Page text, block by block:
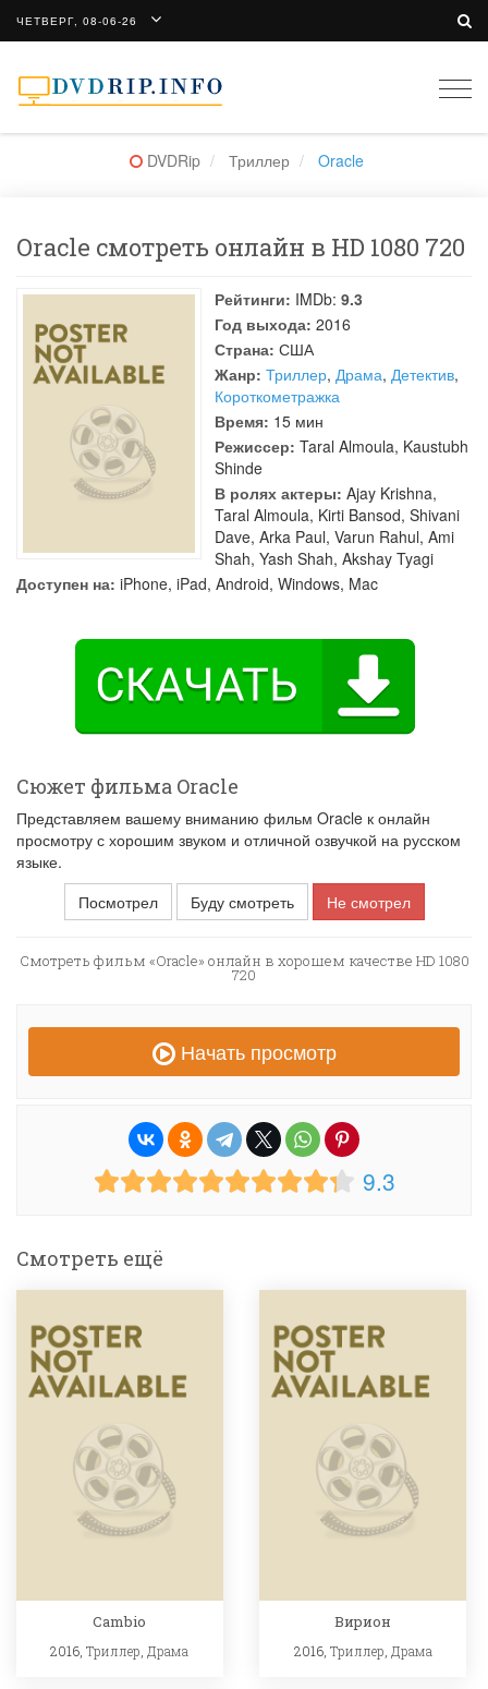
ЧЕТВЕРГ, 08-06-26
DVDRip Триллер Oracle
Oracle смотреть онлайн в HD 1080 720
Рейтинги: IMDb: 9.3
Год выхода: 2016
Страна: США
Жанр: Триллер, Драма, Детектив,
Короткометражка
Время: 15 мин
Режиссер: Taral Almoula, Kaustubh
Shinde
В ролях актеры: Ajay Krishna,
Taral Almoula, Kirti Bansod, Shivani
Dave, Arka Paul, Varun Rahul, Ami
Shah, Yash Shah, Akshay Tyagi
Доступен на: iPhone, iPad, Android, Windows, Mac
Сюжет фильма Oracle
Представляем вашему вниманию фильм Oracle к онлайн
просмотру с хорошим звуком и отличной озвучкой на русском
языке.
Посмотрел
Буду смотреть Не смотрел
Смотреть фильм «Oracle» онлайн в хорошем качестве HD 1080
720
Начать просмотр
9.3
Смотреть ещё
Cambio
2016,Триллер Драма
Вирион
2016, Триллер Драма